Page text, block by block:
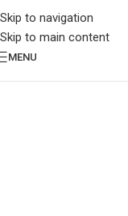
Skip to navigation
Skip to main content
MENU